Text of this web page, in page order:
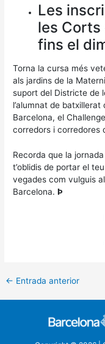
Les
les Corts
fins el
Torna la cursa més
als jardins de la
suport del Districte de
l’alumnat de batxillerat
Barcelona, el
corredors i corredores
Recorda que la
t’oblidis de portar el
vegades com vulguis
Barcelona.Þ
← Entrada anterior